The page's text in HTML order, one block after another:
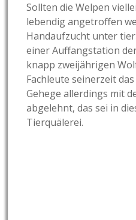
Sollten die Welpen
lebendig angetroffen
Handaufzucht unter
einer Auffangstation
knapp zweijährigen
Fachleute seinerzeit
Gehege allerdings mit
abgelehnt, das sei in
Tierquälerei.